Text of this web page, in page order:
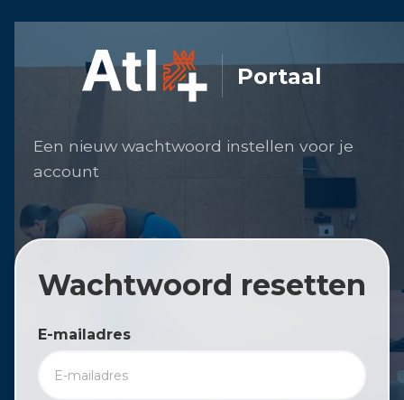
Portaal
Een nieuw wachtwoord instellen voor je
account
Wachtwoord resetten
E-mailadres